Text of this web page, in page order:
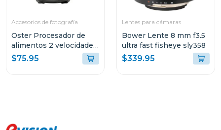
Accesorios de fotografía
Oster Procesador de
alimentos 2 velocidades
+ turbo 500 w fp1455
$75.95
Lentes para cámaras
Bower Lente 8 mm f3.5
ultra fast fisheye sly358
$339.95